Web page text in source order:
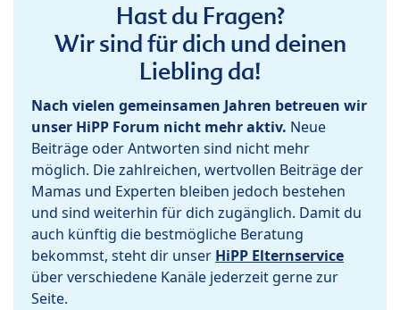
Hast du Fragen?
Wir sind für dich und deinen
Liebling da!
Nach vielen gemeinsamen Jahren betreuen wir
unser HiPP Forum nicht mehr aktiv. Neue
Beiträge oder Antworten sind nicht mehr
möglich. Die zahlreichen, wertvollen Beiträge der
Mamas und Experten bleiben jedoch bestehen
und sind weiterhin für dich zugänglich. Damit du
auch künftig die bestmögliche Beratung
bekommst, steht dir unser HiPP Elternservice
über verschiedene Kanäle jederzeit gerne zur
Seite.